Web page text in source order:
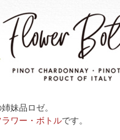
妹品ロゼ。
ワー・ボトルです。